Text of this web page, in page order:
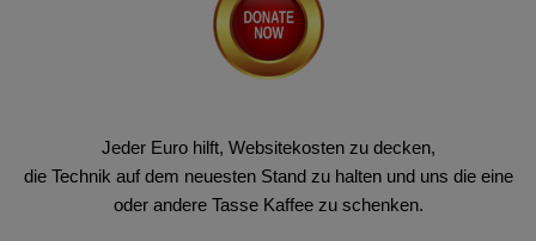
Jeder Euro hilft, Websitekosten zu decken,
die Technik auf dem neuesten Stand zu halten und uns die eine
oder andere Tasse Kaffee zu schenken.